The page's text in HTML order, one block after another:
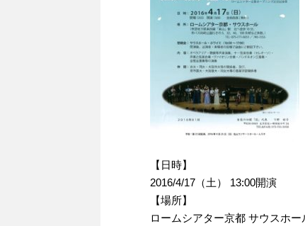
【日時】
2016/4/17（土） 13:00開演
【場所】
ロームシアター京都 サウスホー